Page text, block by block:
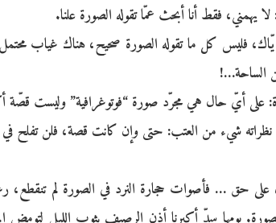
يهمني، فقط أنا أبحث عمّا تقوله الصورة علنا.
فليس كل ما تقوله الصورة صحيح، هناك غياب محتمل
الساحة…!
على أيّ حال هي مجرّد صورة “فوتوغرافية” وليست قصّة
شيء من العتب: حتى وإن كانت قصة، فلن تفلح
حق … فأصوات حجارة النرد في الصورة لم تنقطع، رغم